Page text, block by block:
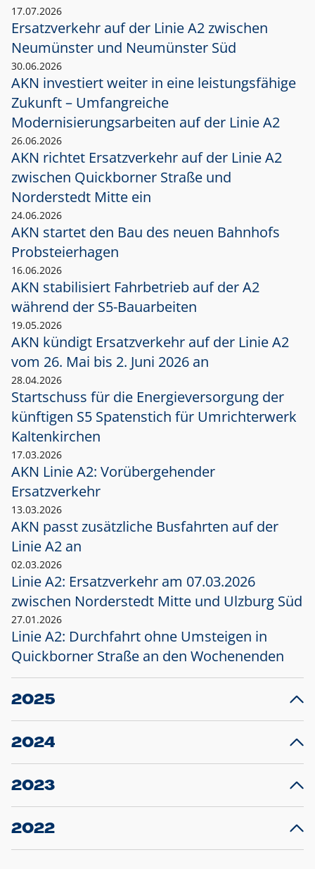
17.07.2026
Ersatzverkehr auf der Linie A2 zwischen
Neumünster und Neumünster Süd
30.06.2026
AKN investiert weiter in eine leistungsfähige
Zukunft – Umfangreiche
Modernisierungsarbeiten auf der Linie A2
26.06.2026
AKN richtet Ersatzverkehr auf der Linie A2
zwischen Quickborner Straße und
Norderstedt Mitte ein
24.06.2026
AKN startet den Bau des neuen Bahnhofs
Probsteierhagen
16.06.2026
AKN stabilisiert Fahrbetrieb auf der A2
während der S5-Bauarbeiten
19.05.2026
AKN kündigt Ersatzverkehr auf der Linie A2
vom 26. Mai bis 2. Juni 2026 an
28.04.2026
Startschuss für die Energieversorgung der
künftigen S5 Spatenstich für Umrichterwerk
Kaltenkirchen
17.03.2026
AKN Linie A2: Vorübergehender
Ersatzverkehr
13.03.2026
AKN passt zusätzliche Busfahrten auf der
Linie A2 an
02.03.2026
Linie A2: Ersatzverkehr am 07.03.2026
zwischen Norderstedt Mitte und Ulzburg Süd
27.01.2026
Linie A2: Durchfahrt ohne Umsteigen in
Quickborner Straße an den Wochenenden
2025
23.12.2025
Projekt S5: Start der Bauarbeiten am
2024
10.12.2024
Großprojekt S5: Sperrung der Bahnstraße in
2023
20.12.2023
Schleswig-Holstein verlängert den
2022
22.12.2022